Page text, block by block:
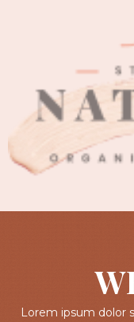
Lorem ipsum dolor